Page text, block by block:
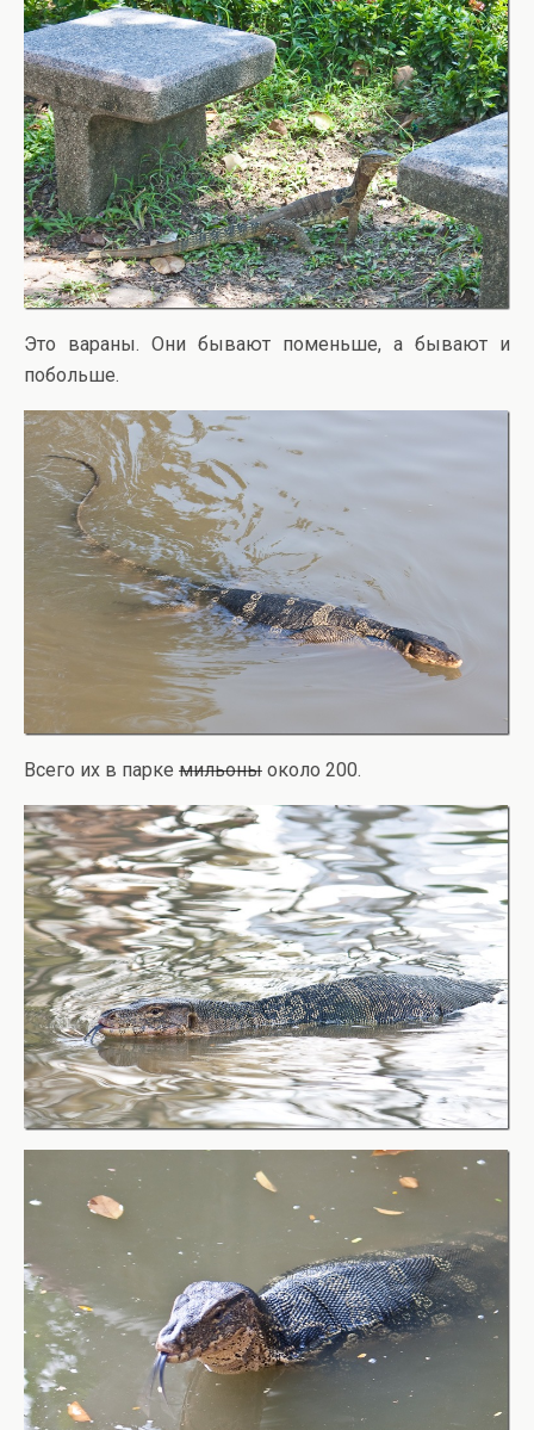
Это вараны. Они бывают поменьше, а бывают и
побольше.
Всего их в парке мильоны около 200.